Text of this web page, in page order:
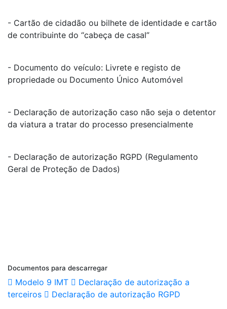
- Cartão de cidadão ou bilhete de identidade e cartão
de contribuinte do “cabeça de casal”
- Documento do veículo: Livrete e registo de
propriedade ou Documento Único Automóvel
- Declaração de autorização caso não seja o detentor
da viatura a tratar do processo presencialmente
- Declaração de autorização RGPD (Regulamento
Geral de Proteção de Dados)
Documentos para descarregar
Modelo 9 IMT
Declaração de autorização a
terceiros
Declaração de autorização RGPD